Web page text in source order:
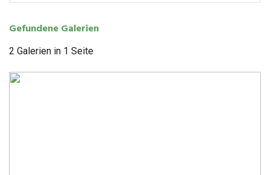
Gefun­dene Galerien
2 Gale­rien in 1 Seite